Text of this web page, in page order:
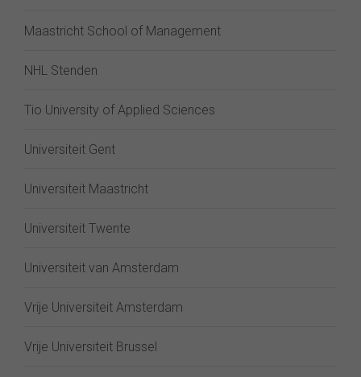
Maastricht School of Management
NHL Stenden
Tio University of Applied Sciences
Universiteit Gent
Universiteit Maastricht
Universiteit Twente
Universiteit van Amsterdam
Vrije Universiteit Amsterdam
Vrije Universiteit Brussel